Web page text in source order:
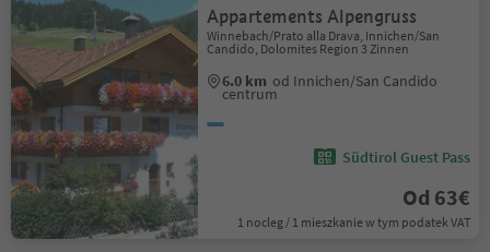
Appartements Alpengruss
Winnebach/Prato alla Drava, Innichen/San
Candido, Dolomites Region 3 Zinnen
6.0 km od Innichen/San Candido
centrum
Südtirol Guest Pass
Od 63€
1 nocleg / 1 mieszkanie w tym podatek VAT